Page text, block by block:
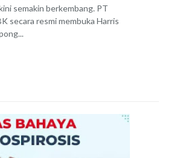
semakin berkembang. PT
secara resmi membuka Harris